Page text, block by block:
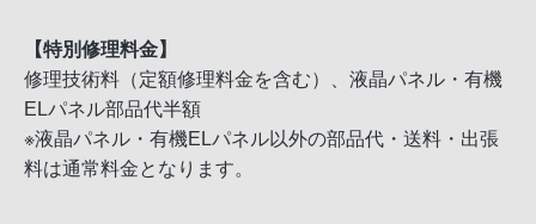
【特別修理料金】
修理技術料（定額修理料金を含む）、液晶パネル・有機
ELパネル部品代半額
※液晶パネル・有機ELパネル以外の部品代・送料・出張
料は通常料金となります。